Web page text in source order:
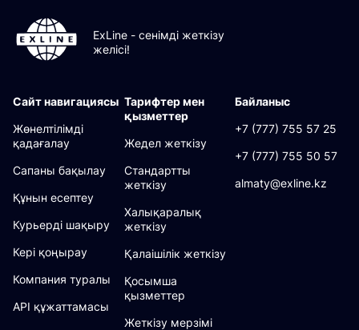
ExLine - сенімді жеткізу
желісі!
Сайт навигациясы
Жөнелтілімді
қадағалау
Сапаны бақылау
Құнын есептеу
Курьерді шақыру
Кері қоңырау
Компания туралы
API құжаттамасы
Тарифтер мен
қызметтер
Жедел жеткізу
Стандартты
жеткізу
Халықаралық
жеткізу
Қалаішілік жеткізу
Қосымша
қызметтер
Жеткізу мерзімі
Байланыс
+7 (777) 755 57 25
+7 (777) 755 50 57
almaty@exline.kz